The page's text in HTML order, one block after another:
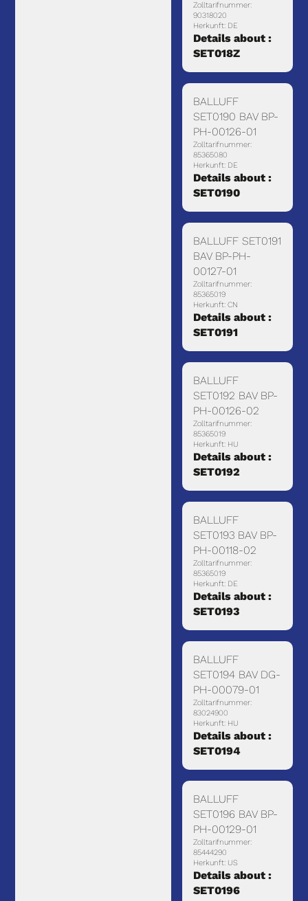
Zolltarifnummer:
90318020
Herkunft: DE
Details about :
SET018Z
BALLUFF
SET0190 BAV BP-
PH-00126-01
Zolltarifnummer:
85365080
Herkunft: DE
Details about :
SET0190
BALLUFF SET0191
BAV BP-PH-
00127-01
Zolltarifnummer:
85365019
Herkunft: CN
Details about :
SET0191
BALLUFF
SET0192 BAV BP-
PH-00126-02
Zolltarifnummer:
85365019
Herkunft: HU
Details about :
SET0192
BALLUFF
SET0193 BAV BP-
PH-00118-02
Zolltarifnummer:
85365019
Herkunft: DE
Details about :
SET0193
BALLUFF
SET0194 BAV DG-
PH-00079-01
Zolltarifnummer:
83024900
Herkunft: HU
Details about :
SET0194
BALLUFF
SET0196 BAV BP-
PH-00129-01
Zolltarifnummer:
85444290
Herkunft: US
Details about :
SET0196